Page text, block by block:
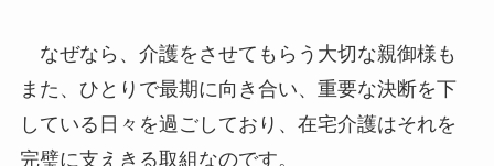
なぜなら、介護をさせてもらう大切な親御様も
また、ひとりで最期に向き合い、重要な決断を下
している日々を過ごしており、在宅介護はそれを
完璧に支えきる取組なのです。